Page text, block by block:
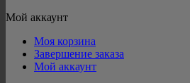
Мой аккаунт
Моя корзина
Завершение заказа
Мой аккаунт